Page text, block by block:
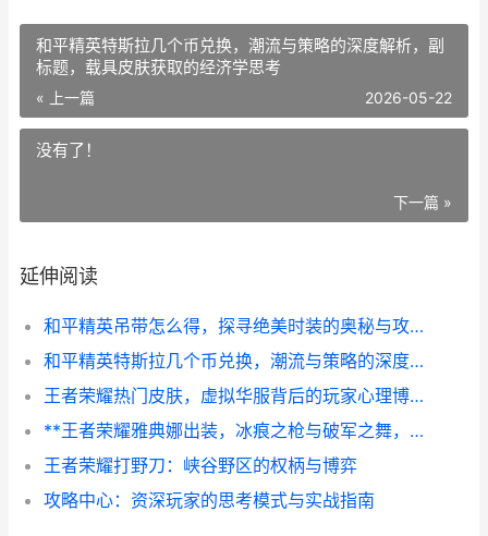
和平精英特斯拉几个币兑换，潮流与策略的深度解析，副
标题，载具皮肤获取的经济学思考
« 上一篇 2026-05-22
没有了！
下一篇 »
延伸阅读
和平精英吊带怎么得，探寻绝美时装的奥秘与攻略
和平精英特斯拉几个币兑换，潮流与策略的深度解析，副标题，载具皮肤获取的经济学思考
王者荣耀热门皮肤，虚拟华服背后的玩家心理博弈，副标题，一场关于审美认同与社交资本的无声战争
**王者荣耀雅典娜出装，冰痕之枪与破军之舞，副标题，穿透与爆发的艺术**
王者荣耀打野刀：峡谷野区的权柄与博弈
攻略中心：资深玩家的思考模式与实战指南